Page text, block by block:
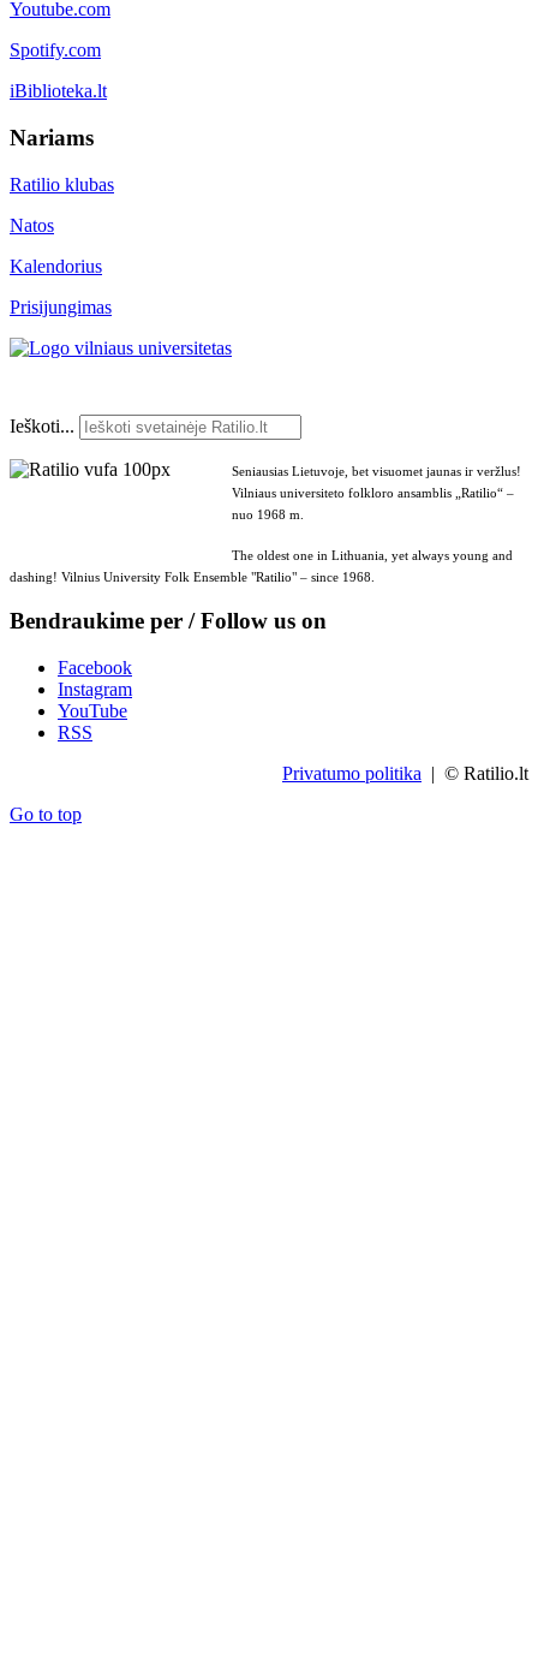
Youtube.com
Spotify.com
iBiblioteka.lt
Nariams
Ratilio klubas
Natos
Kalendorius
Prisijungimas
Ieškoti...
Seniausias Lietuvoje, bet visuomet jaunas ir veržlus!
Vilniaus universiteto folkloro ansamblis „Ratilio“ –
nuo 1968 m.
The oldest one in Lithuania, yet always young and
dashing! Vilnius University Folk Ensemble "Ratilio" – since 1968.
Bendraukime per / Follow us on
Facebook
Instagram
YouTube
RSS
Privatumo politika | © Ratilio.lt
Go to top